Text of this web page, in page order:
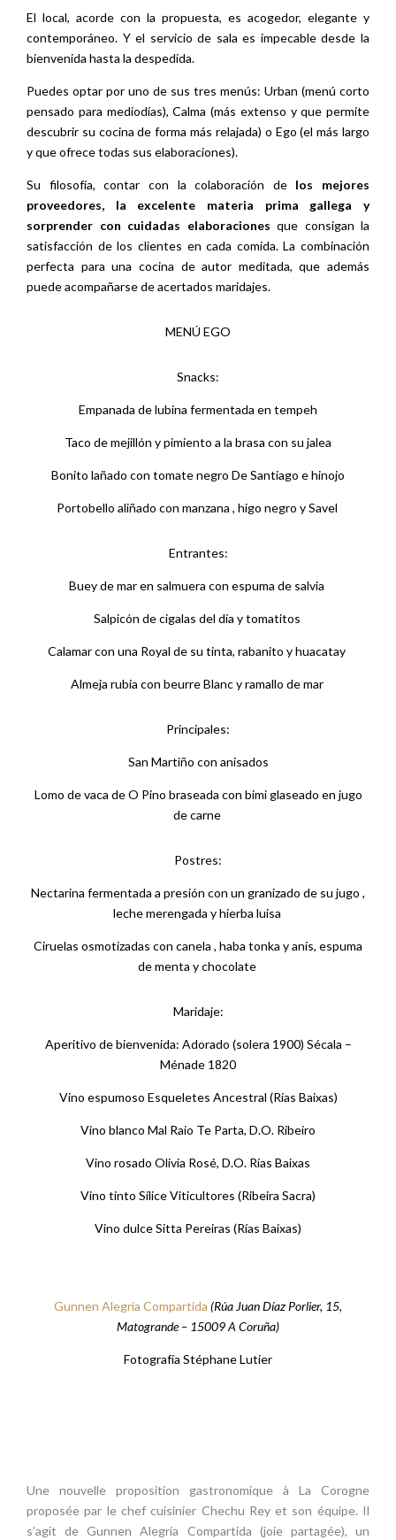
El local, acorde con la propuesta, es acogedor, elegante y
contemporáneo. Y el servicio de sala es impecable desde la
bienvenida hasta la despedida.
Puedes optar por uno de sus tres menús: Urban (menú corto
pensado para mediodías), Calma (más extenso y que permite
descubrir su cocina de forma más relajada) o Ego (el más largo
y que ofrece todas sus elaboraciones).
Su filosofía, contar con la colaboración de los mejores
proveedores, la excelente materia prima gallega y
sorprender con cuidadas elaboraciones que consigan la
satisfacción de los clientes en cada comida. La combinación
perfecta para una cocina de autor meditada, que además
puede acompañarse de acertados maridajes.
MENÚ EGO
Snacks:
Empanada de lubina fermentada en tempeh
Taco de mejillón y pimiento a la brasa con su jalea
Bonito lañado con tomate negro De Santiago e hinojo
Portobello aliñado con manzana , higo negro y Savel
Entrantes:
Buey de mar en salmuera con espuma de salvia
Salpicón de cigalas del día y tomatitos
Calamar con una Royal de su tinta, rabanito y huacatay
Almeja rubia con beurre Blanc y ramallo de mar
Principales:
San Martiño con anisados
Lomo de vaca de O Pino braseada con bimi glaseado en jugo
de carne
Postres:
Nectarina fermentada a presión con un granizado de su jugo ,
leche merengada y hierba luisa
Ciruelas osmotizadas con canela , haba tonka y anís, espuma
de menta y chocolate
Maridaje:
Aperitivo de bienvenida: Adorado (solera 1900) Sécala –
Ménade 1820
Vino espumoso Esqueletes Ancestral (Rías Baixas)
Vino blanco Mal Raio Te Parta, D.O. Ribeiro
Vino rosado Olivia Rosé, D.O. Rías Baixas
Vino tinto Sílice Viticultores (Ribeira Sacra)
Vino dulce Sitta Pereiras (Rías Baixas)
Gunnen Alegría Compartida (Rúa Juan Díaz Porlier, 15,
Matogrande – 15009 A Coruña)
Fotografía Stéphane Lutier
Une nouvelle proposition gastronomique à La Corogne
proposée par le chef cuisinier Chechu Rey et son équipe. Il
s’agit de Gunnen Alegría Compartida (joie partagée), un